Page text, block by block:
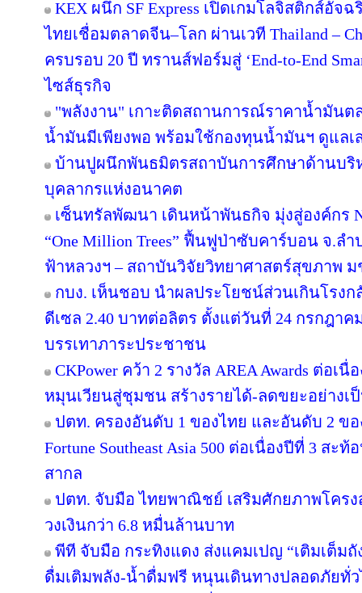
KEX ผนึก SF Express เปิดเกมโลจิสติกส์อัจ
ไทยเชื่อมตลาดจีน–โลก ผ่านเวที Thailand –
ครบรอบ 20 ปี ทรานส์ฟอร์มสู่ ‘End-to-End
ไซส์ธุรกิจ
"พลังงาน" เกาะติดสถานการณ์ราคาน้ำมันต
น้ำมันมีเพียงพอ พร้อมใช้กองทุนน้ำมันฯ ดูแล
บ้านปูผนึกพันธมิตรสถาบันการศึกษาด้านบริ
บุคลากรแห่งอนาคต
เซ็นทรัลพัฒนา เดินหน้าพันธกิจ มุ่งสู่องค์กร
“One Million Trees” ฟื้นฟูป่าซับคาร์บอน จ.ล
ฟ้าหลวงฯ – สถาบันวิจัยวิทยาศาสตร์สุขภาพ ม
กบง. เห็นชอบ นำผลประโยชน์ส่วนเกินโรง
ดีเซล 2.40 บาทต่อลิตร ตั้งแต่วันที่ 24 กรกฎาค
บรรเทาภาระประชาชน
CKPower คว้า 2 รางวัล AREA Awards ต่อเ
หมุนเวียนสู่ชุมชน สร้างรายได้-ลดขยะอย่างเ
ปตท. ครองอันดับ 1 ของไทย และอันดับ 2 ขอ
Fortune Southeast Asia 500 ต่อเนื่องปีที่ 3 ส
สากล
ปตท. จับมือ ไทยพาณิชย์ เสริมศักยภาพโคร
วงเงินกว่า 6.8 หมื่นล้านบาท
พีที จับมือ กระทิงแดง ส่งแคมเปญ “เติมเต็มถั
ดื่มเติมพลัง-น้ำดื่มฟรี หนุนเดินทางปลอดภัยทั่